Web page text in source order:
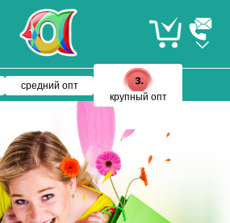
средний опт
крупный опт